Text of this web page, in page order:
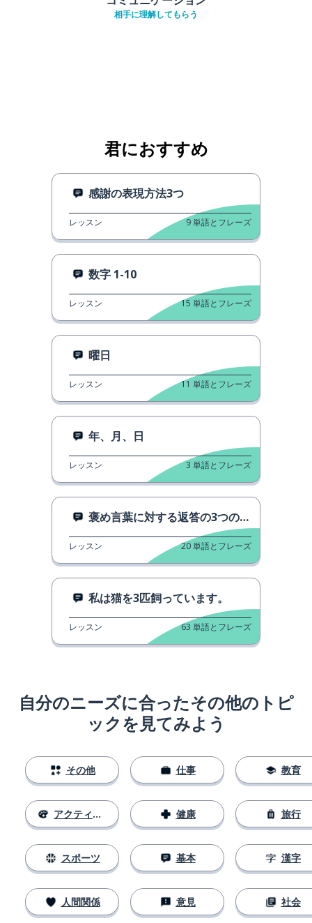
相手に理解してもらう
君におすすめ
感謝の表現方法3つ
レッスン 9単語とフレーズ
数字 1-10
レッスン 15 単語とフレーズ
曜日
レッスン 11 単語とフレーズ
年、月、日
レッスン 3 単語とフレーズ
褒め言葉に対する返答の3つの方法
レッスン 20単語とフレーズ
私は猫を3匹飼っています。
レッスン 63 単語とフレーズ
自分のニーズに合ったその他のトピ
ックを見てみよう
その他
アクティビティ
スポーツ
人間関係
仕事
健康
基本
意見
教育
旅行
漢字
社会